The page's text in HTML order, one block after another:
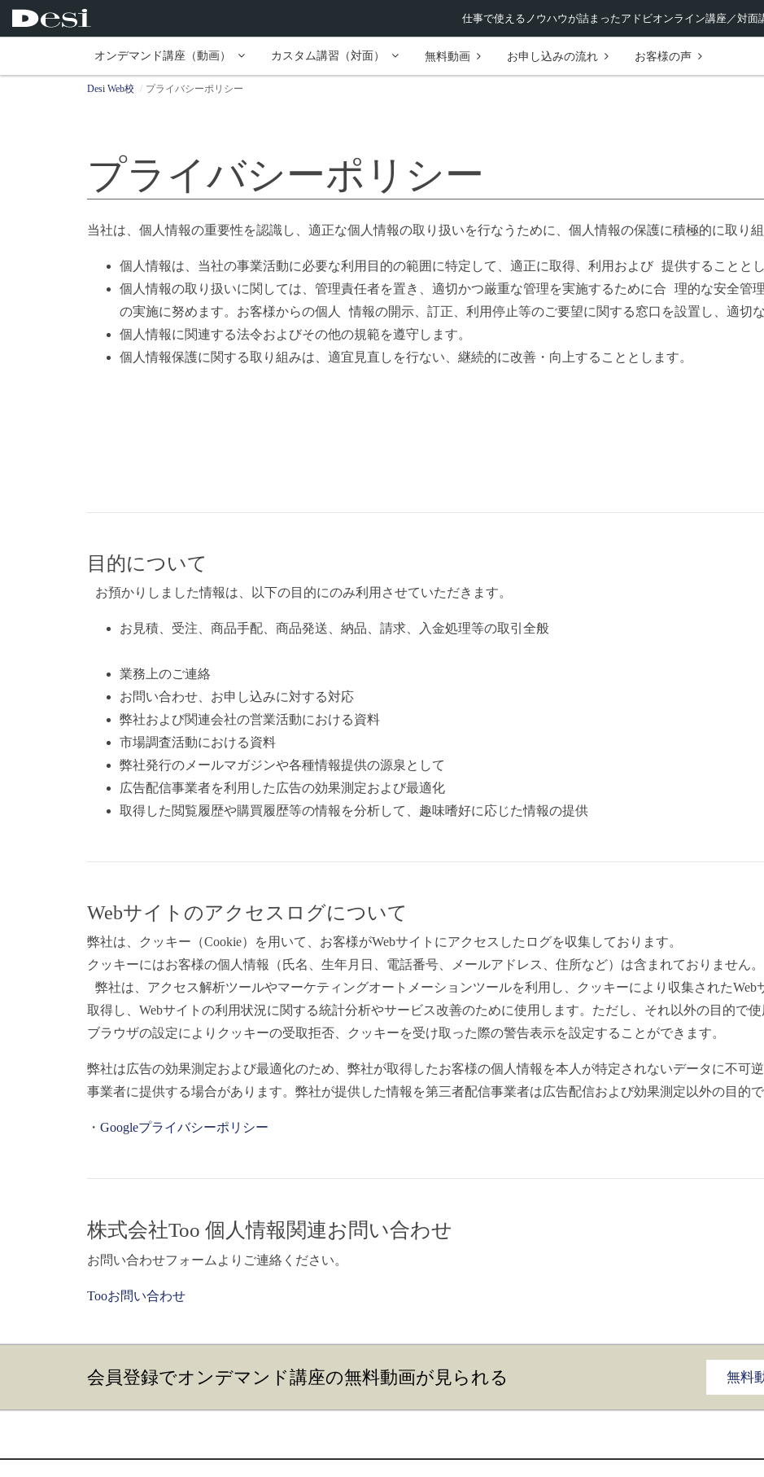
仕事で使えるノウハウが詰まったアドビオンライン講座／対面
オンデマンド講座（動画） カスタム講習（対面） 無料動画 お申し込みの流れ お客様の声
Desi Web校 プライバシーポリシー
プライバシーポリシー
当社は、個人情報の重要性を認識し、適正な個人情報の取り扱いを行なうために、個人情報の保護に積極的に取り組
個人情報は、当社の事業活動に必要な利用目的の範囲に特定して、適正に取得、利用および 提供することと
個人情報の取り扱いに関しては、管理責任者を置き、適切かつ厳重な管理を実施するために合 理的な安全管
の実施に努めます。お客様からの個人 情報の開示、訂正、利用停止等のご要望に関する窓口を設置し、適切な
個人情報に関連する法令およびその他の規範を遵守します。
個人情報保護に関する取り組みは、適宜見直しを行ない、継続的に改善・向上することとします。
目的について
お預かりしました情報は、以下の目的にのみ利用させていただきます。
お見積、受注、商品手配、商品発送、納品、請求、入金処理等の取引全般
業務上のご連絡
お問い合わせ、お申し込みに対する対応
弊社および関連会社の営業活動における資料
市場調査活動における資料
弊社発行のメールマガジンや各種情報提供の源泉として
広告配信事業者を利用した広告の効果測定および最適化
取得した閲覧履歴や購買履歴等の情報を分析して、趣味嗜好に応じた情報の提供
Webサイトのアクセスログについて
弊社は、クッキー（Cookie）を用いて、お客様がWebサイトにアクセスしたログを収集しております。
クッキーにはお客様の個人情報（氏名、生年月日、電話番号、メールアドレス、住所など）は含まれておりません
弊社は、アクセス解析ツールやマーケティングオートメーションツールを利用し、クッキーにより収集された
取得し、Webサイトの利用状況に関する統計分析やサービス改善のために使用します。ただし、それ以外の目的で
ブラウザの設定によりクッキーの受取拒否、クッキーを受け取った際の警告表示を設定することができます。
弊社は広告の効果測定および最適化のため、弊社が取得したお客様の個人情報を本人が特定されないデータに不可
事業者に提供する場合があります。弊社が提供した情報を第三者配信事業者は広告配信および効果測定以外の目的
・ Googleプライバシーポリシー
株式会社Too 個人情報関連お問い合わせ
お問い合わせフォームよりご連絡ください。
Tooお問い合わせ
会員登録でオンデマンド講座の無料動画が見られる 無料